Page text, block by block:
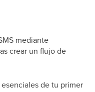
mediante
crear un flujo de
de tu primer